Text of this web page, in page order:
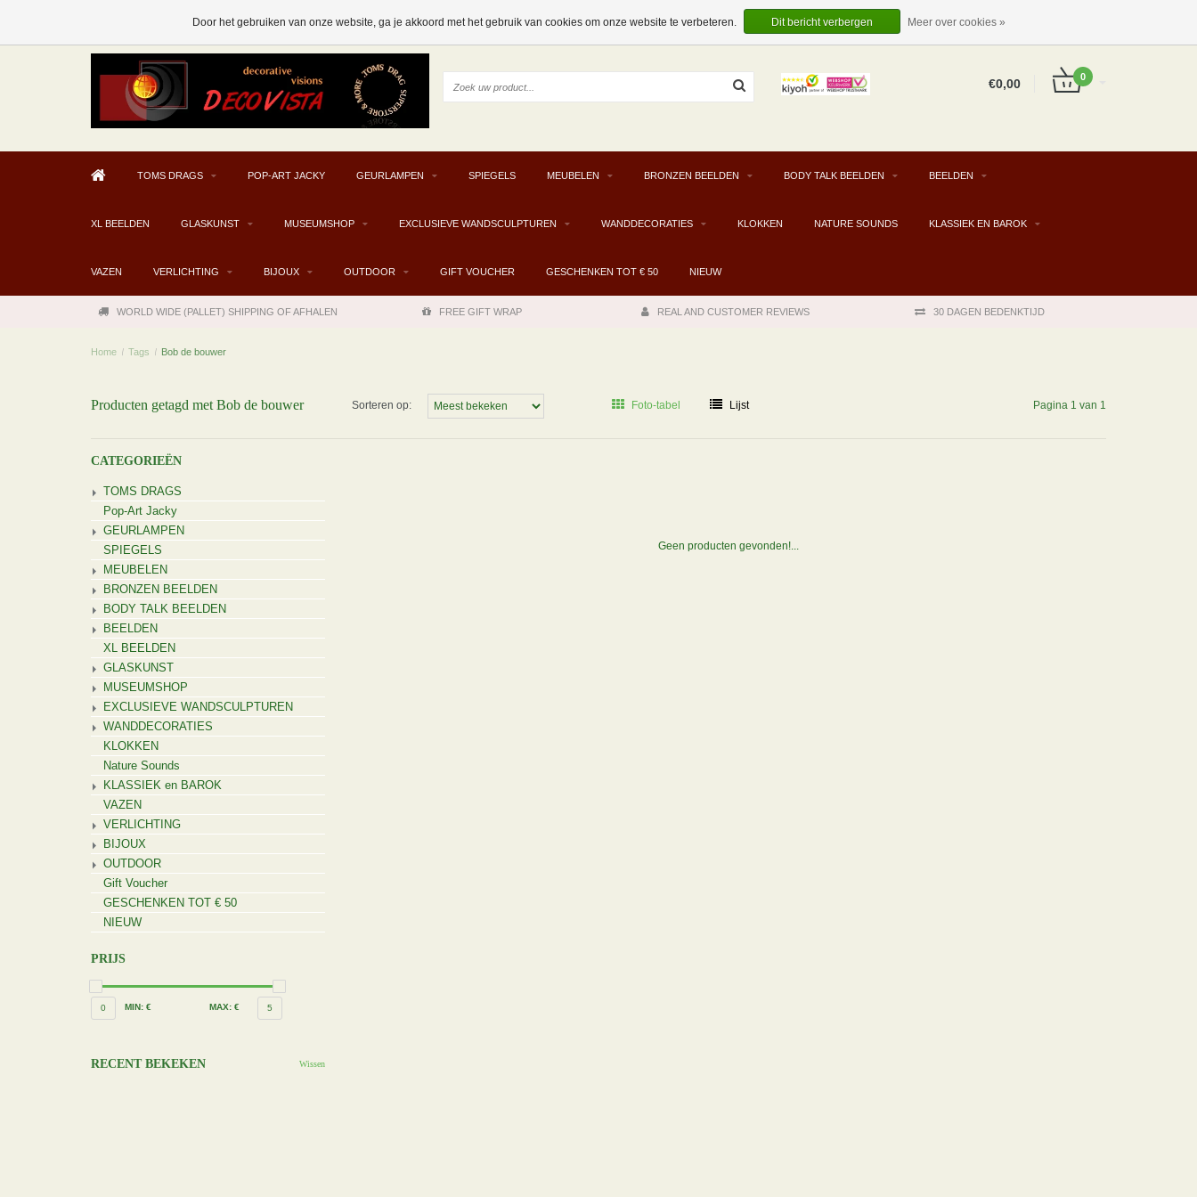
INLOGGEN
EUR
€0,00 0
TOMS DRAGS POP-ART JACKY GEURLAMPEN SPIEGELS MEUBELEN BRONZEN BEELDEN BODY TALK BEELDEN BEELDEN
XL BEELDEN GLASKUNST MUSEUMSHOP EXCLUSIEVE WANDSCULPTUREN WANDDECORATIES KLOKKEN NATURE SOUNDS KLASSIEK EN BAROK
VAZEN VERLICHTING BIJOUX OUTDOOR GIFT VOUCHER GESCHENKEN TOT € 50 NIEUW
WORLD WIDE (PALLET) SHIPPING OF AFHALEN FREE GIFT WRAP REAL AND CUSTOMER REVIEWS 30 DAGEN BEDENKTIJD
Home / Tags / Bob de bouwer
Producten getagd met Bob de bouwer Sorteren op: Foto-tabel Lijst Pagina 1 van 1
CATEGORIEËN
TOMS DRAGS
Pop-Art Jacky
GEURLAMPEN
SPIEGELS
MEUBELEN
BRONZEN BEELDEN
BODY TALK BEELDEN
BEELDEN
XL BEELDEN
GLASKUNST
MUSEUMSHOP
EXCLUSIEVE WANDSCULPTUREN
WANDDECORATIES
KLOKKEN
Nature Sounds
KLASSIEK en BAROK
VAZEN
VERLICHTING
BIJOUX
OUTDOOR
Gift Voucher
GESCHENKEN TOT € 50
NIEUW
PRIJS
0 MIN: € MAX: € 5
RECENT BEKEKEN Wissen
Geen producten gevonden!...
Door het gebruiken van onze website, ga je akkoord met het gebruik van cookies om onze website te verbeteren. Dit bericht verbergen Meer over cookies »